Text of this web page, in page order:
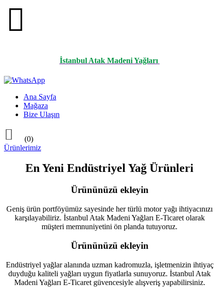

İstanbul Atak Madeni Yağları
Ana Sayfa
Mağaza
Bize Ulaşın

(0)
Ürünlerimiz
En Yeni Endüstriyel Yağ Ürünleri
Ürününüzü ekleyin
Geniş ürün portföyümüz sayesinde her türlü motor yağı ihtiyacınızı
karşılayabiliriz. İstanbul Atak Madeni Yağları E-Ticaret olarak
müşteri memnuniyetini ön planda tutuyoruz.
Ürününüzü ekleyin
Endüstriyel yağlar alanında uzman kadromuzla, işletmenizin ihtiyaç
duyduğu kaliteli yağları uygun fiyatlarla sunuyoruz. İstanbul Atak
Madeni Yağları E-Ticaret güvencesiyle alışveriş yapabilirsiniz.